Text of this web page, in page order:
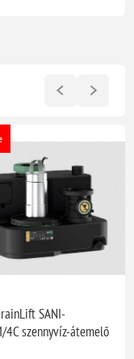
SANI-
4C szennyvíz-átemelő